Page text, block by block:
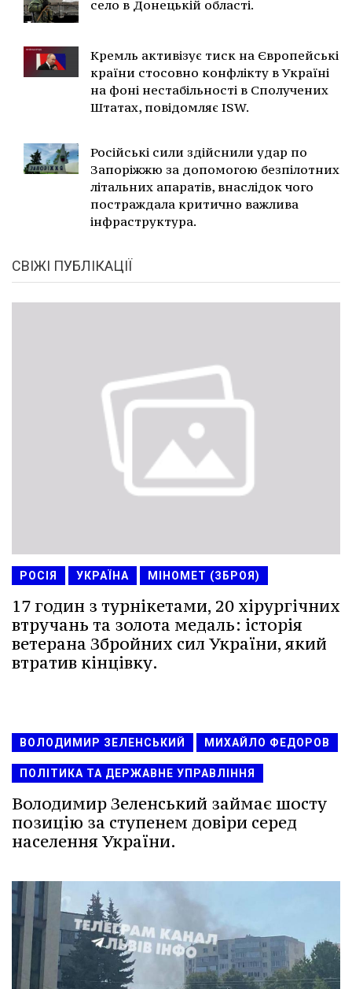
село в Донецькій області.
Кремль активізує тиск на Європейські
країни стосовно конфлікту в Україні
на фоні нестабільності в Сполучених
Штатах, повідомляє ISW.
Російські сили здійснили удар по
Запоріжжю за допомогою безпілотних
літальних апаратів, внаслідок чого
постраждала критично важлива
інфраструктура.
СВІЖІ ПУБЛІКАЦІЇ
РОСІЯ УКРАЇНА МІНОМЕТ (ЗБРОЯ)
17 годин з турнікетами, 20 хірургічних
втручань та золота медаль: історія
ветерана Збройних сил України, який
втратив кінцівку.
ВОЛОДИМИР ЗЕЛЕНСЬКИЙ МИХАЙЛО ФЕДОРОВ
ПОЛІТИКА ТА ДЕРЖАВНЕ УПРАВЛІННЯ
Володимир Зеленський займає шосту
позицію за ступенем довіри серед
населення України.